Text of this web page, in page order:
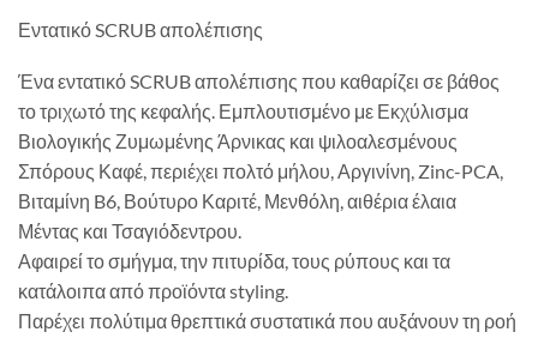
Εντατικό SCRUB απολέπισης
Ένα εντατικό SCRUB απολέπισης που καθαρίζει σε βάθος
το τριχωτό της κεφαλής. Εμπλουτισμένο με Εκχύλισμα
Βιολογικής Ζυμωμένης Άρνικας και ψιλοαλεσμένους
Σπόρους Καφέ, περιέχει πολτό μήλου, Αργινίνη, Zinc-PCA,
Βιταμίνη B6, Βούτυρο Καριτέ, Μενθόλη, αιθέρια έλαια
Μέντας και Τσαγιόδεντρου.
Αφαιρεί το σμήγμα, την πιτυρίδα, τους ρύπους και τα
κατάλοιπα από προϊόντα styling.
Παρέχει πολύτιμα θρεπτικά συστατικά που αυξάνουν τη ροή